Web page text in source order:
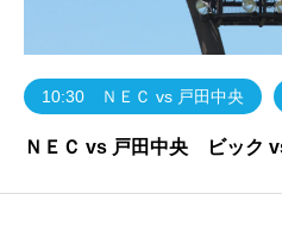
10:30 ＮＥＣ vs 戸田中央
ＮＥＣ vs 戸田中央 ビック